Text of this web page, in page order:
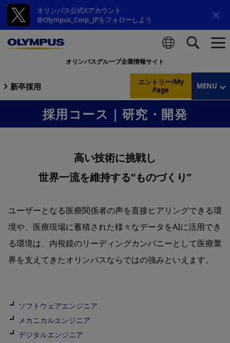
オリンパス公式Xアカウント
@Olympus_Corp_JPをフォローしよう
オリンパスグループ企業情報サイト
新卒採用 MENU
エントリー/My
Page
採用コース｜研究・開発
高い技術に挑戦し
世界一流を維持する“ものづくり”
ユーザーとなる医療関係者の声を直接ヒアリングできる環
境や、 医療現場に蓄積された様々なデータをAIに活用でき
る環境は、 内視鏡のリーディングカンパニーとして医療業
界を支えてきたオリンパスならではの強みといえます。
ソフトウェアエンジニア
メカニカルエンジニア
デジタルエンジニア